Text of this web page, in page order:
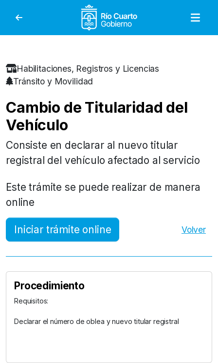
Gobierno de Río
Habilitaciones, Registros y Licencias
Tránsito y Movilidad
Cambio de Titularidad del
Vehículo
Consiste en declarar al nuevo titular
registral del vehículo afectado al servicio
Este trámite se puede realizar de manera
online
Iniciar trámite online Volver
Procedimiento
Requisitos:
Declarar el número de oblea y nuevo titular registral